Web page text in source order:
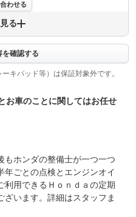
わせる
の場合は法定24ヶ月点検整備付
12ヶ月点検整備付
頂けるよう、当社サービス工場に
でお渡し致します。車検整備費用
る
を確認する
キパッド等）は保証対象外です。
お車のことに関してはお任せ
もホンダの整備士が一つ一つ
年ごとの点検とエンジンオイ
利用できるＨｏｎｄａの定期
ざいます。詳細はスタッフま